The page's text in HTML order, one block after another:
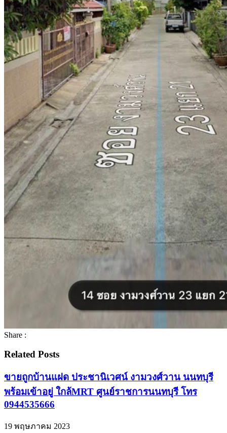
Share :
Related Posts
ขายถูกบ้านแฝด ประชานิเวศน์ งามวงศ์วาน นนทบุรี
พร้อมเข้าอยู่ ใกล้MRT ศูนย์ราชการนนทบุรี โทร
0944535666
19 พฤษภาคม 2023